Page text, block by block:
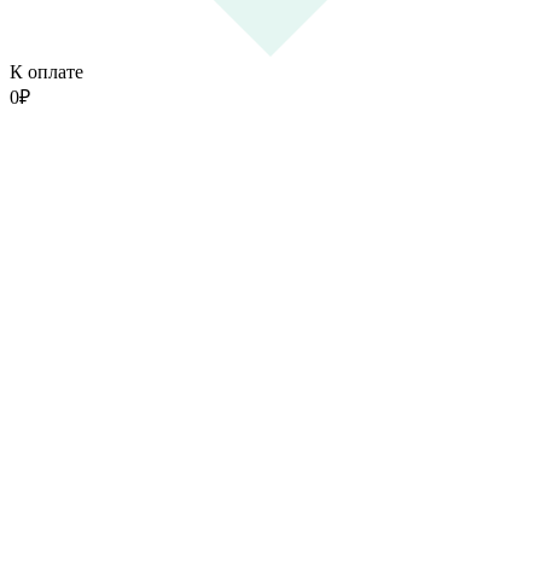
К оплате
0₽